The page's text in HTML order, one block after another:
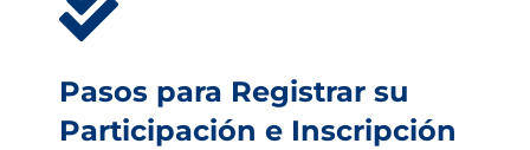
Pasos para Registrar su
Participación e Inscripción